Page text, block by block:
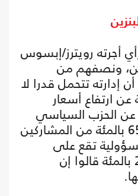
أجرته رويترز/إبسوس
ونصفهم من
إدارته تتحمل قدرا لا
ارتفاع أسعار
عن الحزب السياسي
الأكثر مسؤولية، قال 65 بالمئة من المشاركين
تقع على
الجمهوريين، مقابل 27 بالمئة قالوا إن